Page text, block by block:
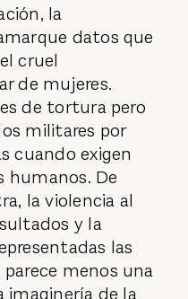
la
datos que
cruel
de mujeres.
de tortura pero
militares por
cuando exigen
humanos. De
la violencia al
y la
las
menos una
imaginería de la